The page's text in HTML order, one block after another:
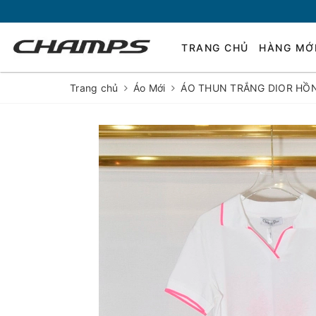
TRANG CHỦ HÀNG
Trang chủ Áo Mới ÁO THUN TRẮNG DIOR